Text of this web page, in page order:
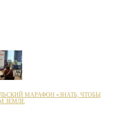
МАРАФОН «ЗНАТЬ, ЧТОБЫ
ЗЕМЛЕ